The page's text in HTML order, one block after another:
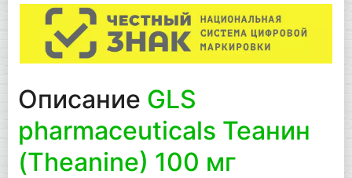
Описание GLS
pharmaceuticals Теанин
(Theanine) 100 мг